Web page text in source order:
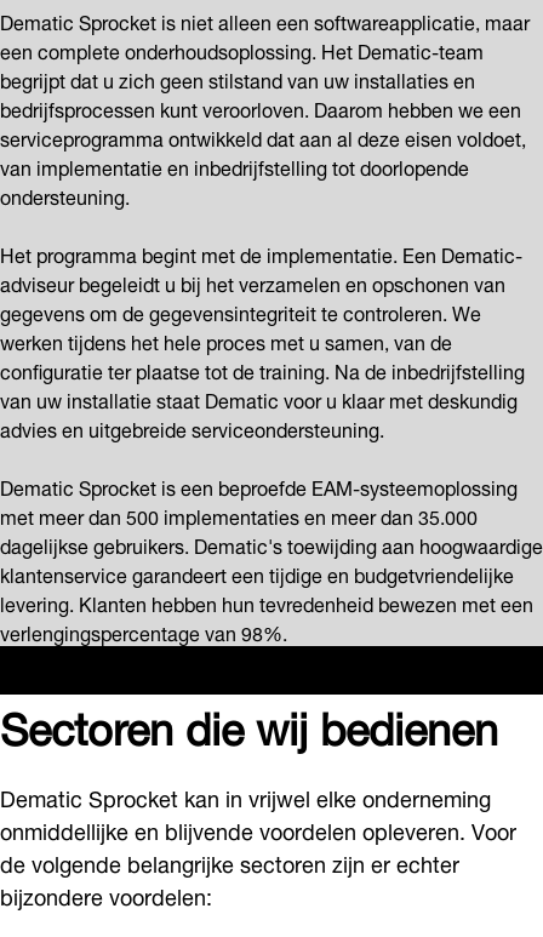
Dematic Sprocket is niet alleen een softwareapplicatie, maar
een complete onderhoudsoplossing. Het Dematic-team
begrijpt dat u zich geen stilstand van uw installaties en
bedrijfsprocessen kunt veroorloven. Daarom hebben we een
serviceprogramma ontwikkeld dat aan al deze eisen voldoet,
van implementatie en inbedrijfstelling tot doorlopende
ondersteuning.
Het programma begint met de implementatie. Een Dematic-
adviseur begeleidt u bij het verzamelen en opschonen van
gegevens om de gegevensintegriteit te controleren. We
werken tijdens het hele proces met u samen, van de
configuratie ter plaatse tot de training. Na de inbedrijfstelling
van uw installatie staat Dematic voor u klaar met deskundig
advies en uitgebreide serviceondersteuning.
Dematic Sprocket is een beproefde EAM-systeemoplossing
met meer dan 500 implementaties en meer dan 35.000
dagelijkse gebruikers. Dematic's toewijding aan hoogwaardige
klantenservice garandeert een tijdige en budgetvriendelijke
levering. Klanten hebben hun tevredenheid bewezen met een
verlengingspercentage van 98%.
Sectoren die wij bedienen
Dematic Sprocket kan in vrijwel elke onderneming
onmiddellijke en blijvende voordelen opleveren. Voor
de volgende belangrijke sectoren zijn er echter
bijzondere voordelen: